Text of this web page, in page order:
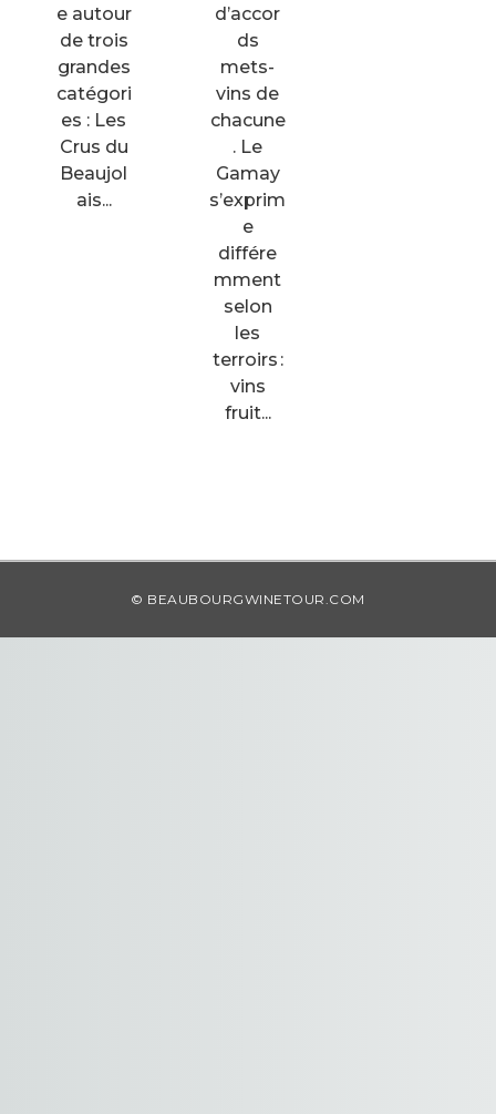
e autour
de trois
grandes
catégori
es : Les
Crus du
Beaujol
ais...
d’accor
ds
mets-
vins de
chacune
. Le
Gamay
s’exprim
e
différe
mment
selon
les
terroirs :
vins
fruit...
© BEAUBOURGWINETOUR.COM